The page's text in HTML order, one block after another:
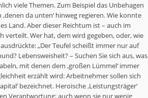
viele Themen. Zum Beispiel das Unbehagen
da unten‘ hinweg regieren. Wie konnte
Land. Aber dieser Reichtum ist – auch im
verteilt. Wer hat, dem wird gegeben, oder, wie
„Der Teufel scheißt immer nur auf
Lebensweisheit? – Suchen Sie sich aus, was
mit denen dem ‚großen Lümmel‘ immer
erzählt wird: Arbeitnehmer sollen sich
bezeichnet. Heroische ‚Leistungsträger‘
Verantwortung; auch wenn sie nur wenig